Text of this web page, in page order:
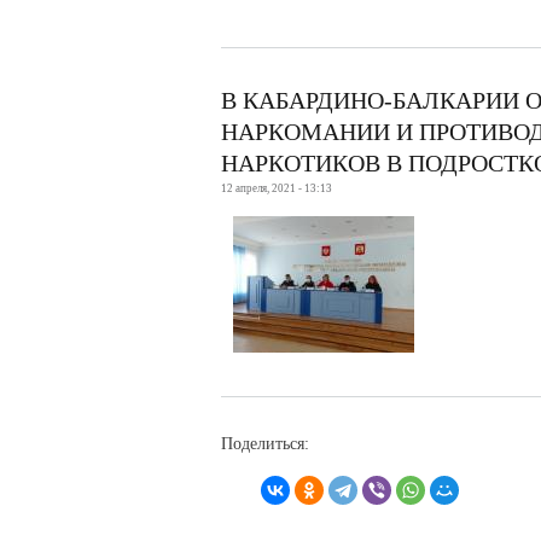
В КАБАРДИНО-БАЛКАРИИ
НАРКОМАНИИ И
НАРКОТИКОВ В
12 апреля, 2021 - 13:13
Поделиться: